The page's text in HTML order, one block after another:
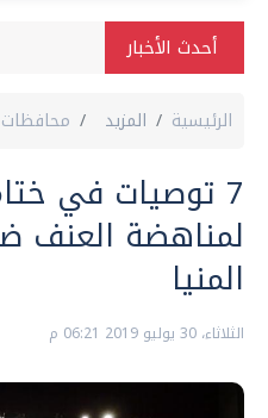
أحدث الأخبار
الرئيسية المزيد محافظات
7 توصيات في
لمناهضة العنف
المنيا
الثلاثاء، 30 يوليو 2019 06:21 م